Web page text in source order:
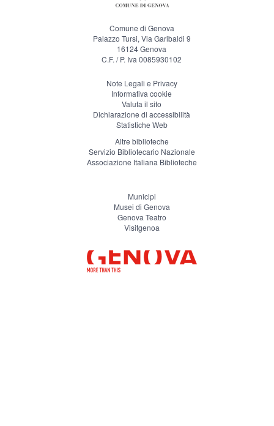
Comune di Genova
Palazzo Tursi, Via Garibaldi 9
16124 Genova
C.F. / P. Iva 0085930102
Note Legali e Privacy
Informativa cookie
Valuta il sito
Dichiarazione di accessibilità
Statistiche Web
Altre biblioteche
Servizio Bibliotecario Nazionale
Associazione Italiana Biblioteche
Municipi
Musei di Genova
Genova Teatro
Visitgenoa